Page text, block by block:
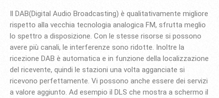
Il DAB(Digital Audio Broadcasting) è qualitativamente migliore
rispetto alla vecchia tecnologia analogica FM, sfrutta meglio
lo spettro a disposizione. Con le stesse risorse si possono
avere più canali, le interferenze sono ridotte. Inoltre la
ricezione DAB è automatica e in funzione della localizzazione
del ricevente, quindi le stazioni una volta agganciate si
ricevono perfettamente. Vi possono anche essere dei servizi
a valore aggiunto. Ad esempio il DLS che mostra a schermo il